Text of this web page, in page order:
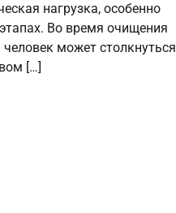
нагрузка, особенно
Во время очищения
может столкнуться
[…]